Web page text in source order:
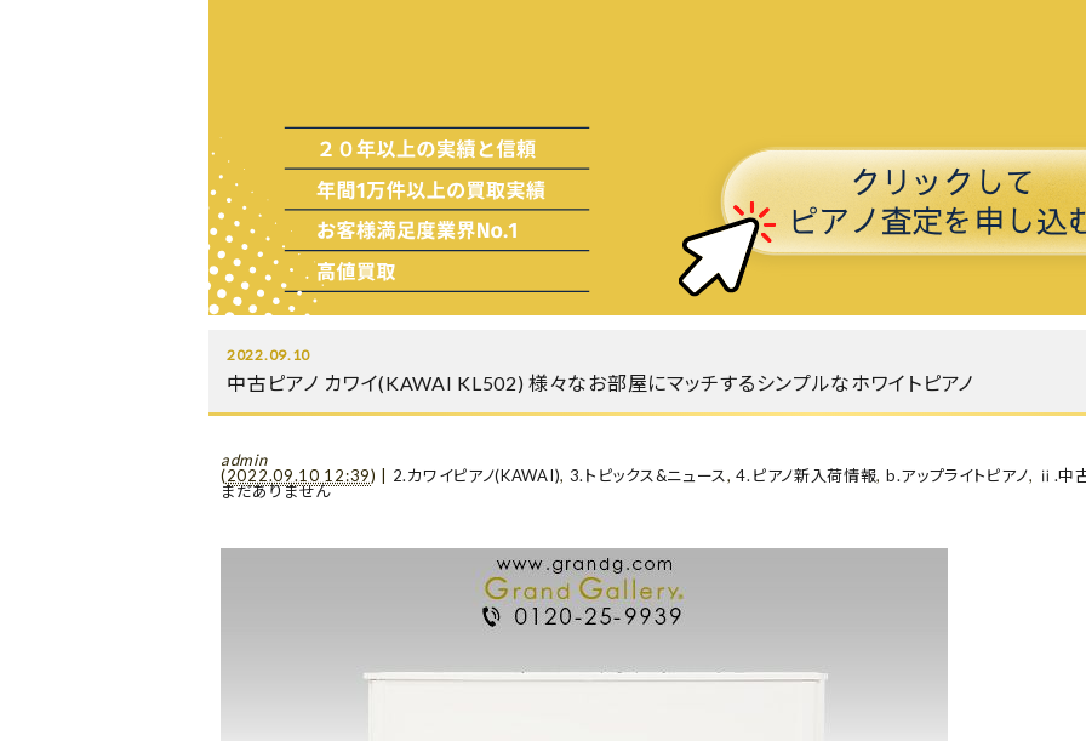
2022.09.10
中古ピアノ カワイ(KAWAI KL502) 様々なお部屋にマッチするシンプルなホワイトピアノ
admin
(2022.09.10 12:39) 2.カワイピアノ(KAWAI), 3.トピックス&ニュース,4.ピアノ新入荷情報, b.アップライトピアノ, ⅱ.中
まだありません